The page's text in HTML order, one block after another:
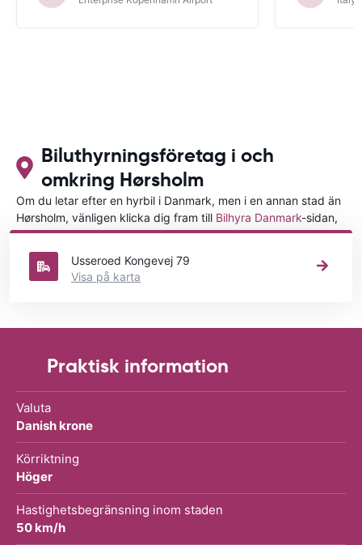
Biluthyrningsföretag i och
omkring Hørsholm
Om du letar efter en hyrbil i Danmark, men i en annan stad än
Hørsholm, vänligen klicka dig fram till Bilhyra Danmark-sidan,
där du kan välja i vilken stad i Danmark du vill hyra en bil.
Usseroed Kongevej 79
Visa på karta
Praktisk information
Valuta
Danish krone
Körriktning
Höger
Hastighetsbegränsning inom staden
50 km/h